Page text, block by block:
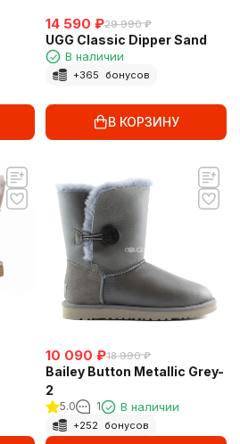
14 590 ₽29 990 ₽
UGG Classic Dipper Sand
В наличии
+365 бонусов
В КОРЗИНУ
10 090 ₽18 990 ₽
Bailey Button Metallic Grey-
2
5.0 1 В наличии
+252 бонусов